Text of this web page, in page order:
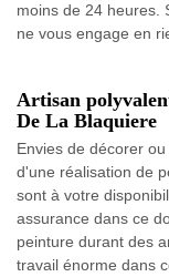
moins de 24 heures.
ne vous engage en
Artisan
De La Blaquiere
Envies de décorer
d'une réalisation de
sont à votre
assurance dans ce
peinture durant des
travail énorme dans